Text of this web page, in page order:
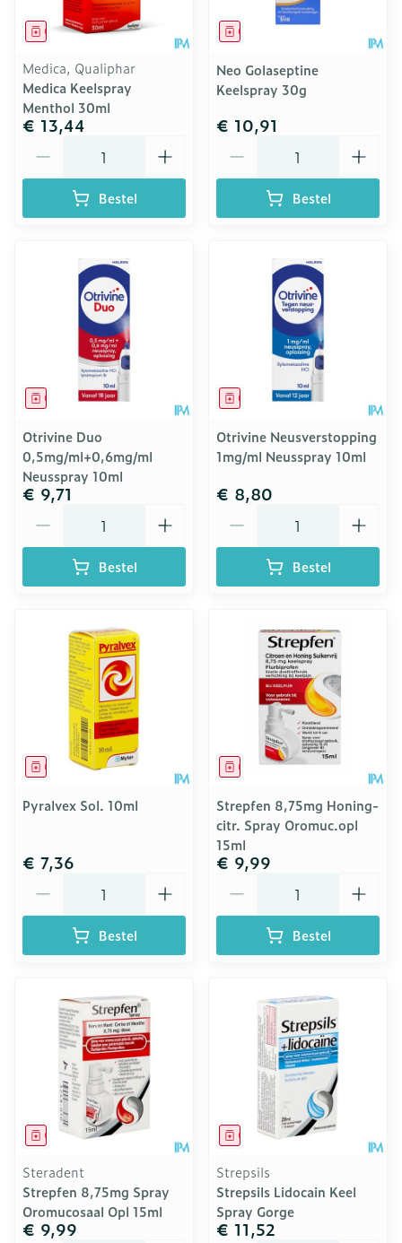
Geneesmiddel
Medica, Qualiphar
Medica Keelspray
Menthol 30ml
€ 13,44
Bestel
Geneesmiddel
Neo Golaseptine
Keelspray 30g
€ 10,91
Bestel
Geneesmiddel
Otrivine Duo
0,5mg/ml+0,6mg/ml
Neusspray 10ml
€ 9,71
Bestel
Geneesmiddel
Otrivine Neusverstopping
1mg/ml Neusspray 10ml
€ 8,80
Bestel
Geneesmiddel
Pyralvex Sol. 10ml
€ 7,36
Bestel
Geneesmiddel
Strepfen 8,75mg Honing-
citr. Spray Oromuc.opl
15ml
€ 9,99
Bestel
Geneesmiddel
Steradent
Strepfen 8,75mg Spray
Oromucosaal Opl 15ml
€ 9,99
Geneesmiddel
Strepsils
Strepsils Lidocain Keel
Spray Gorge
€ 11,52